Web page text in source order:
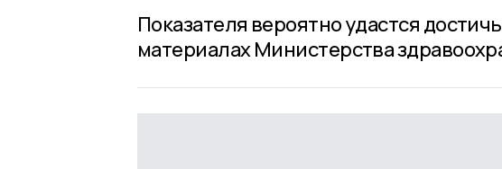
Показателя вероятно удастся
материалах Министерства